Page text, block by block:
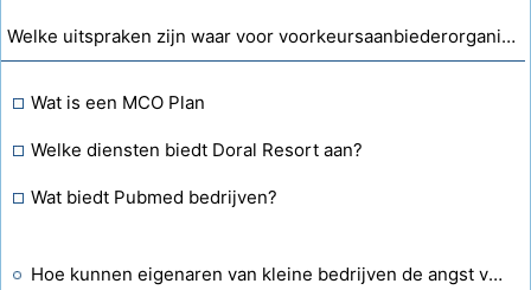
Welke uitspraken zijn waar voor voorkeursaanbiederorganisaties?
Wat is een MCO Plan
Welke diensten biedt Doral Resort aan?
Wat biedt Pubmed bedrijven?
Hoe kunnen eigenaren van kleine bedrijven de angst voor delegatie overwinnen?